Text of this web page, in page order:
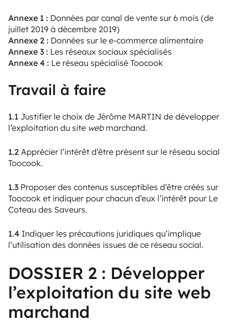
Annexe 1 : Données par canal de vente sur 6 mois (de
juillet 2019 à décembre 2019)
Annexe 2 : Données sur le e-commerce alimentaire
Annexe 3 : Les réseaux sociaux spécialisés
Annexe 4 : Le réseau spécialisé Toocook
Travail à faire
1.1 Justifier le choix de Jérôme MARTIN de développer
l’exploitation du site webmarchand.
1.2 Apprécier l’intérêt d’être présent sur le réseau social
Toocook.
1.3 Proposer des contenus susceptibles d’être créés sur
Toocook et indiquer pour chacun d’eux l’intérêt pour Le
Coteau des Saveurs.
1.4 Indiquer les précautions juridiques qu’implique
l’utilisation des données issues de ce réseau social.
DOSSIER 2 : Développer
l’exploitation du site web
marchand